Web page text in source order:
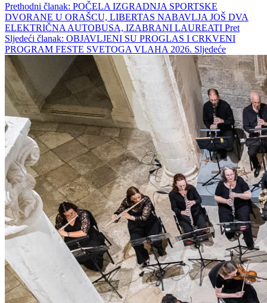
Prethodni članak: POČELA IZGRADNJA SPORTSKE
DVORANE U ORAŠCU, LIBERTAS NABAVLJA JOŠ DVA
ELEKTRIČNA AUTOBUSA, IZABRANI LAUREATI Pret
Sljedeći članak: OBJAVLJENI SU PROGLAS I CRKVENI
PROGRAM FESTE SVETOGA VLAHA 2026. Sljedeće